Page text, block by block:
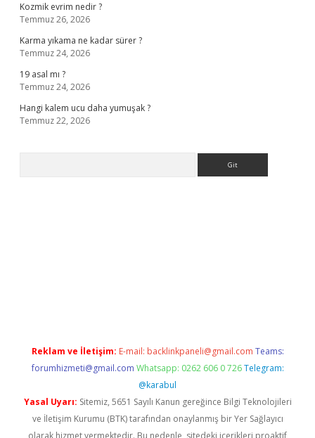
Kozmik evrim nedir ?
Temmuz 26, 2026
Karma yıkama ne kadar sürer ?
Temmuz 24, 2026
19 asal mı ?
Temmuz 24, 2026
Hangi kalem ucu daha yumuşak ?
Temmuz 22, 2026
Reklam ve İletişim: E-mail: backlinkpaneli@gmail.com Teams:
forumhizmeti@gmail.com Whatsapp: 0262 606 0 726 Telegram:
@karabul
Yasal Uyarı: Sitemiz, 5651 Sayılı Kanun gereğince Bilgi Teknolojileri
ve İletişim Kurumu (BTK) tarafından onaylanmış bir Yer Sağlayıcı
olarak hizmet vermektedir. Bu nedenle, sitedeki içerikleri proaktif